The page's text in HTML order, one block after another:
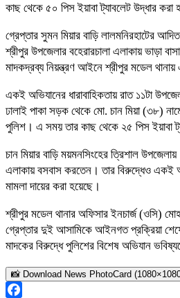
কাছ থেকে ৫০ পিস ইয়াবা ট্যাবলেট উদ্ধার করা
গ্রেপ্তার সুমন মিয়ার বাড়ি লালমনিরহাটের
শ্রীপুর উপজেলার বহেরারচালা এলাকায় ভাড়া
মাদকদ্রব্য নিয়ন্ত্রণ আইনে শ্রীপুর মডেল থানায়
একই অভিযানের ধারাবাহিকতায় রাত ১১টা
ঢালাই পাকা সড়ক থেকে মো. চান মিয়া (৩৮)
পুলিশ। এ সময় তার কাছ থেকে ২৫ পিস ইয়াবা
চান মিয়ার বাড়ি ময়মনসিংহের ত্রিশাল
এলাকায় বসবাস করতেন। তার বিরুদ্ধেও একই
মামলা দায়ের করা হয়েছে।
শ্রীপুর মডেল থানার অফিসার ইনচার্জ (ওসি)
গ্রেপ্তার দুই আসামিকে আইনগত প্রক্রিয়া
মাদকের বিরুদ্ধে পুলিশের বিশেষ অভিযান
📸 Download News PhotoCard